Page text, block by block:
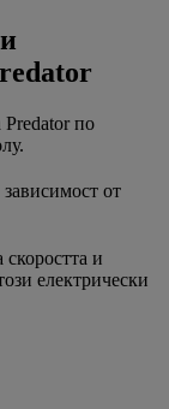
Predator по
от
и
електрически